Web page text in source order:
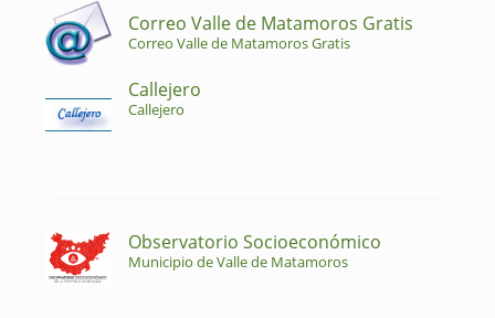
Correo Valle de Matamoros Gratis
Correo Valle de Matamoros Gratis
Callejero
Callejero
Observatorio Socioeconómico
Municipio de Valle de Matamoros